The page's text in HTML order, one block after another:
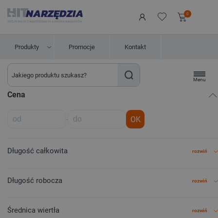
0
Produkty Promocje Kontakt
Menu
Cena
- OK
Długość całkowita rozwiń
Długość robocza rozwiń
Średnica wiertła rozwiń